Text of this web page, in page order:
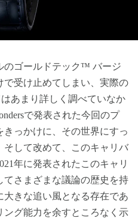
ゴールドテック™ バージ
で受け止めてしまい、実際の
あまり詳しく調べていなか
で発表された今回のプ
っかけに、その世界にすっ
して改めて、このキャリバ
年に発表されたこのキャリ
さまざまな議論の歴史を持
きな追い風となる存在であ
ング能力を余すところなく示